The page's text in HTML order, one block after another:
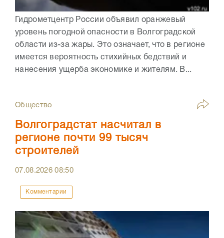
Гидрометцентр России объявил оранжевый
уровень погодной опасности в Волгоградской
области из-за жары. Это означает, что в регионе
имеется вероятность стихийных бедствий и
нанесения ущерба экономике и жителям. В...
Общество
Волгоградстат насчитал в
регионе почти 99 тысяч
строителей
07.08.202608:50
Комментарии